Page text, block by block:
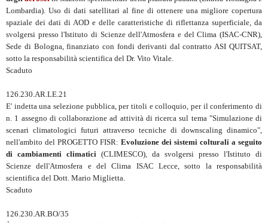
Lombardia). Uso di dati satellitari al fine di ottenere una migliore copertura
spaziale dei dati di AOD e delle caratteristiche di riflettanza superficiale, da
svolgersi presso l'Istituto di Scienze dell'Atmosfera e del Clima (ISAC-CNR),
Sede di Bologna, finanziato con fondi derivanti dal contratto ASI QUITSAT,
sotto la responsabilità scientifica del Dr. Vito Vitale.
Scaduto
126.230.AR.LE.21
E' indetta una selezione pubblica, per titoli e colloquio, per il conferimento di
n. 1 assegno di collaborazione ad attività di ricerca sul tema "Simulazione di
scenari climatologici futuri attraverso tecniche di downscaling dinamico",
nell'ambito del PROGETTO FISR: Evoluzione dei sistemi colturali a seguito
di cambiamenti climatici (CLIMESCO), da svolgersi presso l'Istituto di
Scienze dell'Atmosfera e del Clima ISAC Lecce, sotto la responsabilità
scientifica del Dott. Mario Miglietta.
Scaduto
126.230.AR.BO/35